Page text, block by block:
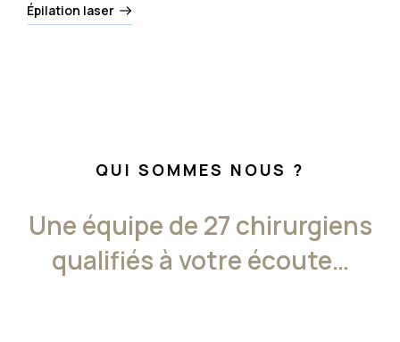
Épilation laser
QUI SOMMES NOUS ?
Une équipe de 27 chirurgiens
qualifiés à votre écoute…